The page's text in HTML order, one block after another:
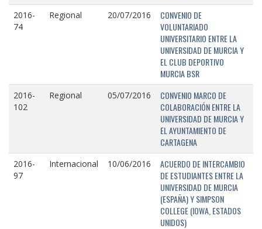
2016-
74
Regional 20/07/2016
CONVENIO DE
VOLUNTARIADO
UNIVERSITARIO ENTRE LA
UNIVERSIDAD DE MURCIA Y
EL CLUB DEPORTIVO
MURCIA BSR
2016-
102
Regional 05/07/2016
CONVENIO MARCO DE
COLABORACIÓN ENTRE LA
UNIVERSIDAD DE MURCIA Y
EL AYUNTAMIENTO DE
CARTAGENA
2016-
97
Internacional 10/06/2016
ACUERDO DE INTERCAMBIO
DE ESTUDIANTES ENTRE LA
UNIVERSIDAD DE MURCIA
(ESPAÑA) Y SIMPSON
COLLEGE (IOWA, ESTADOS
UNIDOS)